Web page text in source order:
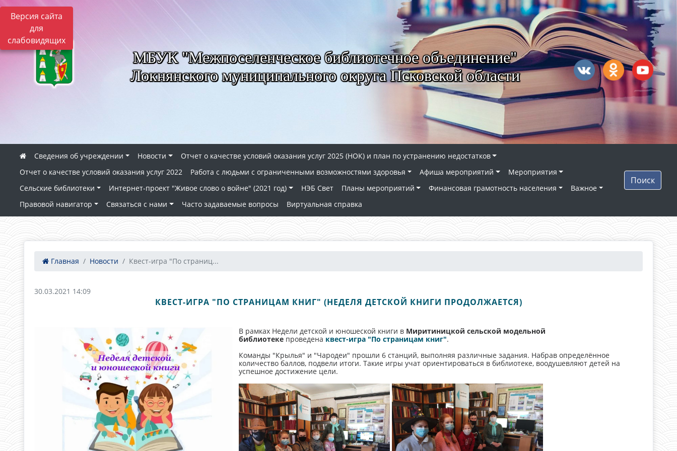
Версия сайта
для
слабовидящих
МБУК "Межпоселенческое библиотечное объединение"
Локнянского муниципального округа Псковской области
Сведения об учреждении Новости
Отчет о качестве условий оказания услуг 2025 (НОК) и план по устранению недостатков
Отчет о качестве условий оказания услуг 2022
Работа с людьми с ограниченными возможностями здоровья Афиша мероприятий
Мероприятия
Сельские библиотеки
Интернет-проект "Живое слово о войне" (2021 год) НЭБ Свет Планы мероприятий Финансовая грамотность населения
Важное
Правовой навигатор
Связаться с нами Часто задаваемые вопросы Виртуальная справка
Поиск
Главная Новости Квест-игра "По страниц...
30.03.2021 14:09
КВЕСТ-ИГРА "ПО СТРАНИЦАМ КНИГ" (НЕДЕЛЯ ДЕТСКОЙ КНИГИ ПРОДОЛЖАЕТСЯ)
В рамках Недели детской и юношеской книги в Миритиницкой сельской модельной
библиотекепроведена квест-игра "По страницам книг".
Команды "Крылья" и "Чародеи" прошли 6 станций, выполняя различные задания. Набрав определённое
количество баллов, подвели итоги. Такие игры учат ориентироваться в библиотеке, воодушевляют детей на
успешное достижение цели.